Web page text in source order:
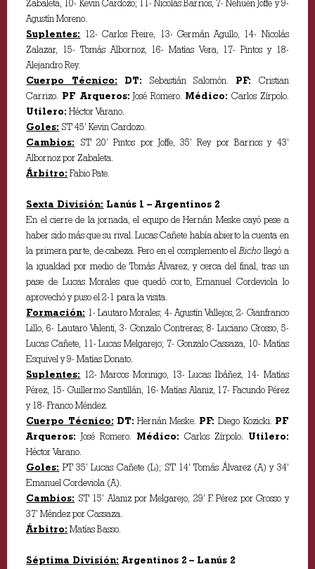
Zabaleta, 10- Kevin Cardozo; 11- Nicolás Barrios, 7- Nehuén Joffe y 9-
Agustín Moreno.
Suplentes: 12- Carlos Freire, 13- Germán Agullo, 14- Nicolás
Zalazar, 15- Tomás Albornoz, 16- Matías Vera, 17- Pintos y 18-
Alejandro Rey.
Cuerpo Técnico:
DT: Sebastián Salomón. PF: Cristian
Carrizo. PF Arqueros: José Romero. Médico: Carlos Zírpolo.
Utilero: Héctor Varano.
Goles: ST 45’ Kevin Cardozo.
Cambios: ST 20’ Pintos por Joffe, 35’ Rey por Barrios y 43’
Albornoz por Zabaleta.
Árbitro: Fabio Pate.
Sexta División: Lanús 1 – Argentinos 2
En el cierre de la jornada, el equipo de Hernán Meske cayó pese a
haber sido más que su rival. Lucas Cañete había abierto la cuenta en
la primera parte, de cabeza. Pero en el complemento elBichollegó a
la igualdad por medio de Tomás Álvarez, y cerca del final, tras un
pase de Lucas Morales que quedó corto, Emanuel Cordeviola lo
aprovechó y puso el 2-1 para la visita.
Formación: 1- Lautaro Morales; 4- Agustín Vallejos, 2- Gianfranco
Lillo, 6- Lautaro Valenti, 3- Gonzalo Contreras; 8- Luciano Grosso, 5-
Lucas Cañete, 11- Lucas Melgarejo; 7- Gonzalo Cassaza, 10- Matías
Esquivel y 9- Matías Donato.
Suplentes: 12- Marcos Morinigo, 13- Lucas Ibáñez, 14- Matías
Pérez, 15- Guillermo Santillán, 16- Matías Alaniz, 17- Facundo Pérez
y 18- Franco Méndez.
Cuerpo Técnico: DT: Hernán Meske. PF:Diego Kozicki. PF
Arqueros: José Romero. Médico: Carlos Zírpolo. Utilero:
Héctor Varano.
Goles: PT 35’ Lucas Cañete (L); ST 14’ Tomás Álvarez (A) y 34’
Emanuel Cordeviola (A).
Cambios: ST 15’ Alaniz por Melgarejo, 29’ F. Pérez por Grosso y
37’ Méndez por Cassaza.
Árbitro: Matías Basso.
Séptima División: Argentinos 2 – Lanús 2